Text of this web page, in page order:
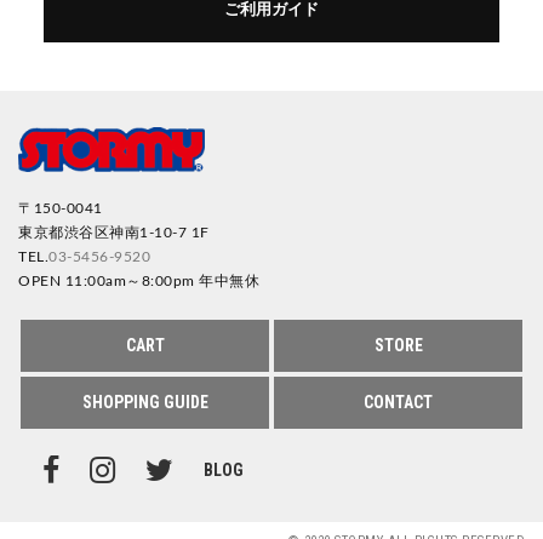
ご利用ガイド
〒150-0041
東京都渋谷区神南1-10-7 1F
TEL. 03-5456-9520
OPEN 11:00am～8:00pm 年中無休
CART STORE
SHOPPING GUIDE CONTACT
BLOG